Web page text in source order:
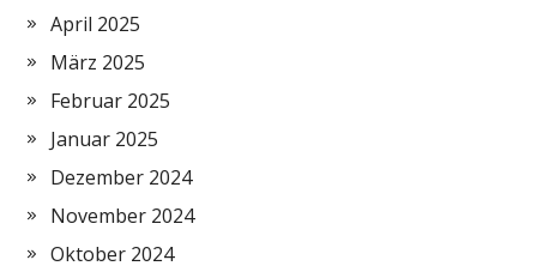
April 2025
März 2025
Februar 2025
Januar 2025
Dezember 2024
November 2024
Oktober 2024